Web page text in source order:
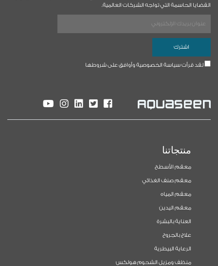
القضايا الحاسمة التي تواجه الشركات العالمية.
لقد قرأت سياسة الخصوصية وأوافق على شروطها
منتجاتنا
معقم الأسطح
معقم صنف الغذائي
معقم المياه
معقم اليدين
العناية بالبشرة
علاج بالجروح
الرعاية البيطرية
منظف ومزيل الشحوم هولكس